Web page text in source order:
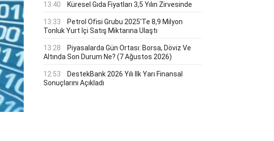
13:40 Küresel Gıda Fiyatları 3,5 Yılın Zirvesinde
13:33
Petrol Ofisi Grubu 2025'te 8,9 Milyon
Tonluk Yurt Içi Satış Miktarına Ulaştı
13:28
Piyasalarda Gün Ortası: Borsa, Döviz Ve
Altında Son Durum Ne? (7 Ağustos 2026)
12:53
DestekBank 2026 Yılı Ilk Yarı Finansal
Sonuçlarını Açıkladı